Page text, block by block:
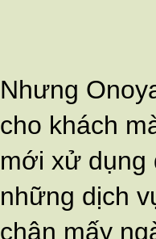
Nhưng
cho khách
mới xử dụng
những dịch
chân mấy